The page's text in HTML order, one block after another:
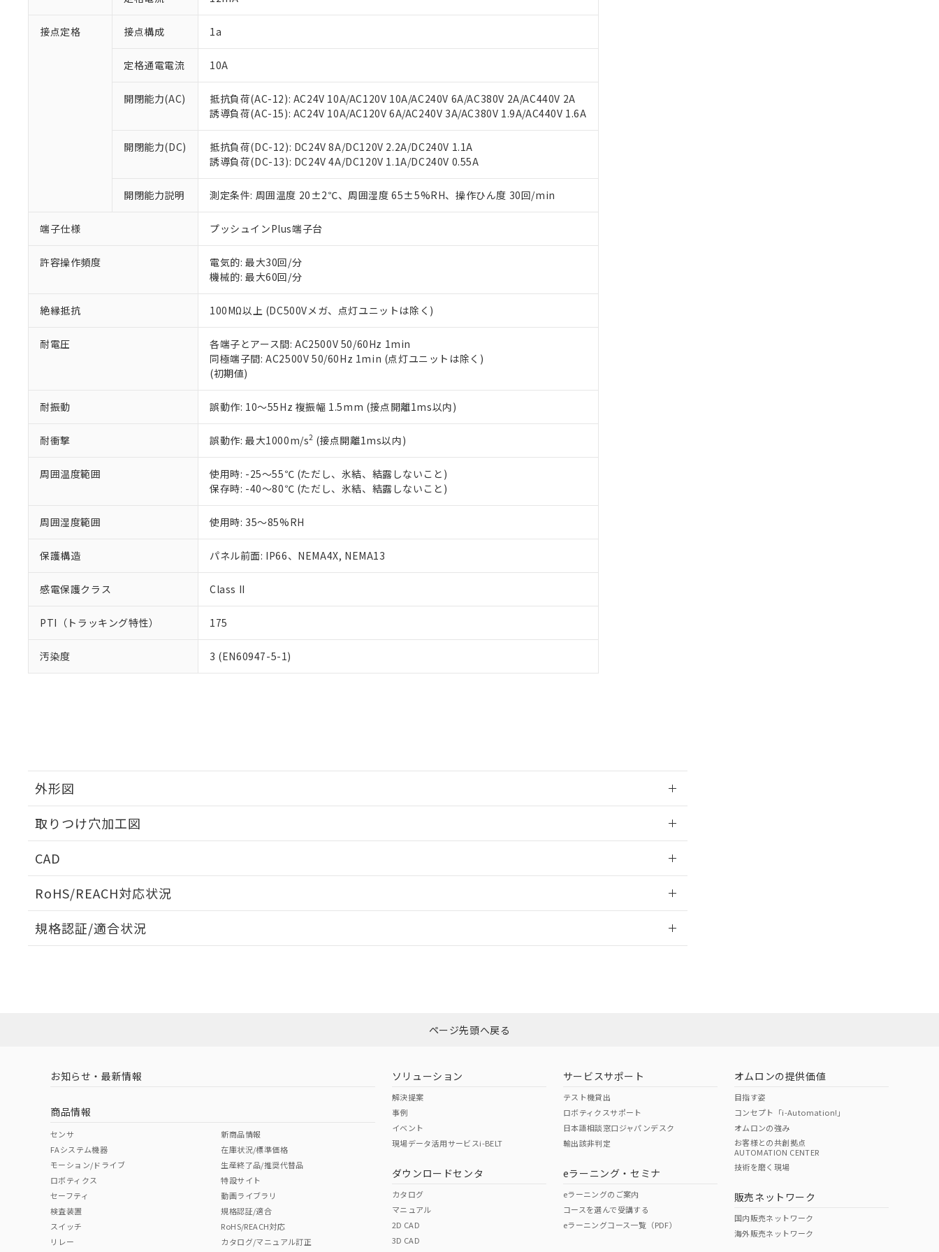
接点定格 接点構成 1a
定格通電電流 10A
開閉能力(AC)
抵抗負荷(AC-12): AC24V 10A/AC120V 10A/AC240V 6A/AC380V 2A/AC440V 2A
誘導負荷(AC-15): AC24V 10A/AC120V 6A/AC240V 3A/AC380V 1.9A/AC440V 1.6A
開閉能力(DC)
抵抗負荷(DC-12): DC24V 8A/DC120V 2.2A/DC240V 1.1A
誘導負荷(DC-13): DC24V 4A/DC120V 1.1A/DC240V 0.55A
開閉能力説明 測定条件: 周囲温度 20±2℃、周囲湿度 65±5%RH、操作ひん度 30回/min
端子仕様 プッシュインPlus端子台
許容操作頻度
電気的: 最大30回/分
機械的: 最大60回/分
絶縁抵抗 100MΩ以上 (DC500Vメガ、点灯ユニットは除く)
耐電圧
各端子とアース間: AC2500V 50/60Hz 1min
同極端子間: AC2500V 50/60Hz 1min (点灯ユニットは除く)
(初期値)
耐振動 誤動作: 10～55Hz 複振幅 1.5mm (接点開離1ms以内)
耐衝撃 誤動作: 最大1000m/s2 (接点開離1ms以内)
周囲温度範囲
使用時: -25～55℃ (ただし、氷結、結露しないこと)
保存時: -40～80℃ (ただし、氷結、結露しないこと)
周囲湿度範囲 使用時: 35～85%RH
保護構造 パネル前面: IP66、NEMA4X, NEMA13
感電保護クラス Class II
PTI（トラッキング特性） 175
汚染度 3 (EN60947-5-1)
外形図
取りつけ穴加工図
CAD
RoHS/REACH対応状況
EU RoHS 注意事項・凡例
ダウンロードはこちら
中国 RoHS 注意事項・凡例
中国 RoHS表
Pb Hg Cr(VI)
O O
規格認証/適合状況
本サービスは、当社制御機器事業取扱商品の当社在庫状況および標準価格(税抜)を提供させていただ
当社制御機器事業取扱商品の中には、本サービスの対象外となる商品もあることをご了承ください。
い。
正式な納期状況および標準価格はお客様のお取引先、またはお客様担当のオムロン制御機器販売店・
当社販売員にご相談ください。
在庫状況および標準価格結果を当社の事前の承諾なく第三者に漏洩または開示しないようお願いしま
す。
マイパーツ機能（部品リスト作成サービス）をご利用いただくには、I-Webメンバーズにご登録され
ている必要があります。
お客様が当ウェブサイト上で当社にご登録された部品リストについて、当社および当社の共同利用者
が、当社の製品・サービスに関するお客様との取引・商談に必要な範囲で利用することをご了承くだ
いる法人を指します。
*EU RoHS指令（10物質）：
フタル酸ビス(2-エチルヘキシル) (DEHP)(別名：DOP) 1000ppm以下、フタル酸ブチルベンジル（BBP） 1000ppm以下、フタル酸ジブチ
ル（DBP） 1000ppm以下、フタル酸ジイソブチル (DIBP) 1000ppm以下
但し、RoHS指令で産業用監視および制御機器に対する適用除外項目は除く。
フタル酸エステル類の４物質については閾値を超える意図的な使用がないことを確認しています。
※2 対応予定月
部品在庫の切り替え状況などにより、予定月が前後することがあります。
※3 非含有証明書ダウンロード
EU RoHS指令（10物質）の非含有証明書
51物質の非含有証明書（当社基準）
※本証明書は発行日時点で非含有を証明するもので、過去に遡って非含有を証明するものではありません。
また、RoHS指令のフタル酸エステル類４物質の対応では、対応完了までの期間は出荷製品に未対応品が
混在することから備考欄に対応日を記載しておりました。
既に当社にて対応品への在庫切替を完了していることから、特段のことがない限り、2022年1月12日よ
り割愛しております。
「×」：最大均質材料含有率が中国RoHSの基準値を超えていることを示します。
Pb(鉛) :1000ppm、 Hg(水銀) : 1000ppm、 Cd(カドミウム) : 100ppm、
DEHP(フタル酸ビス(2-エチルヘキシル)) : 1000ppm
※2 環境保護使用期限
「ｅ」：有害物質（10物質）のすべてが基準値以下であることを示します。
味します。
「－」：未確認です。当社販売部門へお問い合わせください。
当社は、これら貴社製品のうち、外国為替および外国貿易法に定める商品（以下｢規制貨物等」とい
などの必要な手続きをとります。
ます。
当社は貴社製品を、核兵器、ミサイル、化学兵器、生物兵器またはその他武器並びにこれらの製造装
置等に一切使用いたしません。
当社は、貴社製品を第三者に販売する場合は、上記1、2および3の内容を当該第三者に通知します。
たしません。
△ 一定数には満たないが在庫あり
－
在庫なし(最新の在庫状況については、お客様のお取引先、またはお客様担当のオムロン制御
機器販売店・当社販売員にご確認ください)
空
受注生産機種、また在庫状況の情報を公開していない機種
ページ先頭へ戻る
お知らせ・最新情報
商品情報
センサ
FAシステム機器
モーション/ドライブ
ロボティクス
セーフティ
検査装置
スイッチ
リレー
新商品情報
在庫状況/標準価格
生産終了品/推奨代替品
特設サイト
動画ライブラリ
規格認証/適合
RoHS/REACH対応
カタログ/マニュアル訂正
ソリューション
解決提案
事例
イベント
現場データ活用サービスi-BELT
ダウンロードセンタ
カタログ
マニュアル
2D CAD
3D CAD
サービスサポート
テスト機貸出
ロボティクスサポート
日本語相談窓口ジャパンデスク
輸出該非判定
eラーニング・セミナ
eラーニングのご案内
コースを選んで受講する
eラーニングコース一覧（PDF）
オムロンの提供価値
目指す姿
コンセプト「i-Automation!」
オムロンの強み
お客様との共創拠点
AUTOMATION CENTER
技術を磨く現場
販売ネットワーク
国内販売ネットワーク
海外販売ネットワーク